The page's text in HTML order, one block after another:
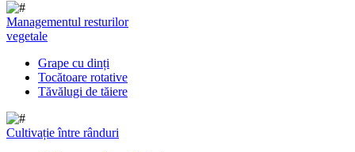
Managementul resturilor
vegetale
Grape cu dinți
Tocătoare rotative
Tăvălugi de tăiere
Cultivație între rânduri